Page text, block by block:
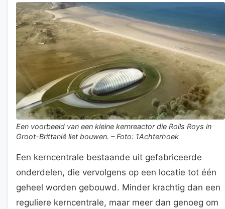
Een voorbeeld van een kleine kernreactor die Rolls Roys in
Groot-Brittanië liet bouwen. – Foto: 1Achterhoek
Een kerncentrale bestaande uit gefabriceerde
onderdelen, die vervolgens op een locatie tot één
geheel worden gebouwd. Minder krachtig dan een
reguliere kerncentrale, maar meer dan genoeg om